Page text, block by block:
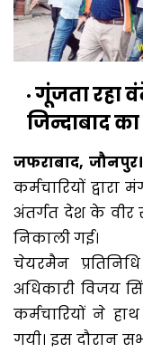
गूंजता रहा
जिन्दाबाद का
जफराबाद, जौनपुर।
कर्मचारियों
अंतर्गत देश के वीर
निकाली गई।
चेयरमैन
अधिकारी विजय
कर्मचारियों ने
गयी। इस दौरान